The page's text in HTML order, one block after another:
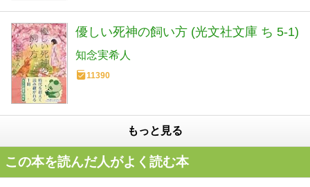
優しい死神の飼い方 (光文社文庫 ち 5-1)
知念実希人
11390
もっと見る
この本を読んだ人がよく読む本